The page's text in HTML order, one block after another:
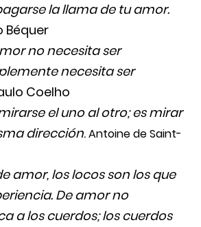
la llama de tu amor.
Béquer
no necesita ser
necesita ser
Coelho
el uno al otro; es mirar
dirección.Antoine de Saint-
amor, los locos son los que
De amor no
a los cuerdos; los cuerdos